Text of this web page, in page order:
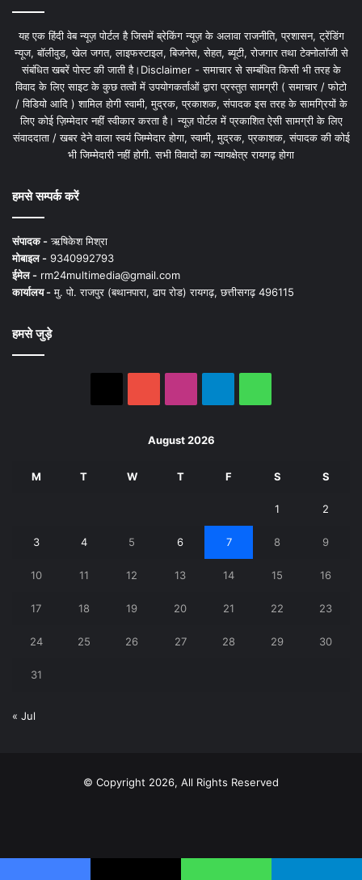
यह एक हिंदी वेब न्यूज़ पोर्टल है जिसमें ब्रेकिंग न्यूज़ के अलावा राजनीति, प्रशासन, ट्रेंडिंग
न्यूज, बॉलीवुड, खेल जगत, लाइफस्टाइल, बिजनेस, सेहत, ब्यूटी, रोजगार तथा टेक्नोलॉजी से
संबंधित खबरें पोस्ट की जाती है।Disclaimer - समाचार से सम्बंधित किसी भी तरह के
विवाद के लिए साइट के कुछ तत्वों में उपयोगकर्ताओं द्वारा प्रस्तुत सामग्री ( समाचार / फोटो
/ विडियो आदि ) शामिल होगी स्वामी, मुद्रक, प्रकाशक, संपादक इस तरह के सामग्रियों के
लिए कोई ज़िम्मेदार नहीं स्वीकार करता है। न्यूज़ पोर्टल में प्रकाशित ऐसी सामग्री के लिए
संवाददाता / खबर देने वाला स्वयं जिम्मेदार होगा, स्वामी, मुद्रक, प्रकाशक, संपादक की कोई
भी जिम्मेदारी नहीं होगी. सभी विवादों का न्यायक्षेत्र रायगढ़ होगा
हमसे सम्पर्क करें
संपादक -ऋषिकेश मिश्रा
मोबाइल - 9340992793
ईमेल - rm24multimedia@gmail.com
कार्यालय -मु. पो. राजपुर (बथानपारा, ढाप रोड) रायगढ़, छत्तीसगढ़ 496115
हमसे जुड़े
August 2026
M T W T F S S
1 2
3 4 5 6 7 8 9
10 11 12 13 14 15 16
17 18 19 20 21 22 23
24 25 26 27 28 29 30
31
« Jul
© Copyright 2026, All Rights Reserved